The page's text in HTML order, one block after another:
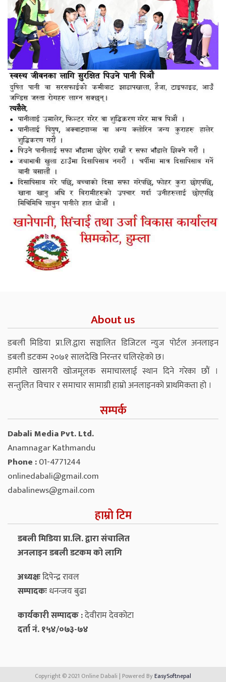
About us
डबली मिडिया प्रा.लि.द्वारा सञ्चालित डिजिटल न्युज पोर्टल अनलाइन
डबली डटकम २०७१ सालदेखि निरन्तर चलिरहेको छ।
हामीले खासगरी खोजमूलक समाचारलाई स्थान दिने गरेका छौं ।
सन्तुलित विचार र समाचार सामाग्री हाम्रो अनलाइनको प्राथमिकता हो ।
सम्पर्क
Dabali Media Pvt. Ltd.
Anamnagar Kathmandu
Phone :01-4771244
onlinedabali@gmail.com
dabalinews@gmail.com
हाम्रो टिम
डबली मिडिया प्रा.लि. द्वारा संचालित
अनलाइन डबली डटकम को लागि
अध्यक्षःदिपेन्द्र रावल
सम्पादकःधनन्‍जय बुढा
कार्यकारी सम्पादक :देवीराम देवकोटा
दर्ता नं. १५४/०७३-७४
Copyright © 2021 Online Dabali | Powered ByEasySoftnepal